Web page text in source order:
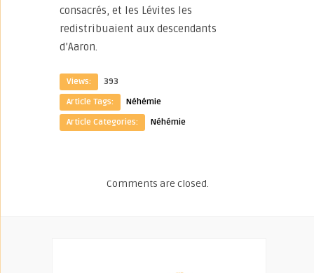
consacrés, et les Lévites les
redistribuaient aux descendants
d’Aaron.
Views:
393
Article Tags:
Néhémie
Article Categories:
Néhémie
Comments are closed.